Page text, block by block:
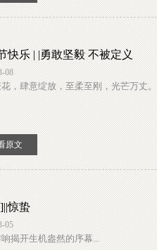
快乐 | |勇敢坚毅 不被定义
08
，肆意绽放，至柔至刚，光芒万丈
原文
惊蛰
05
揭开生机盎然的序幕...